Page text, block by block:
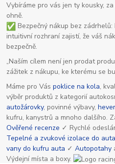
Vybíráme pro vás jen ty kousky,
ohně.
Bezpečný nákup bez
intuitivní rozhraní zajistí, že váš
bezpečně.
„Naším cílem není jen prodat
zážitek z nákupu, ke kterému se
Máme pro Váspoklice na kola,
výběr produktů z kategorií
autožárovky, povinné výbavy,
kufru, kanystrů a mnoho dalšího.
Ověřené recenze ✓ Rychlé
Tepelné a zvukové izolace do auta
vany do kufru auta ✓Autopotahy
Výdejní místa a boxy.